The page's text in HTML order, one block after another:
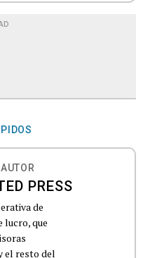
PRESS
de
lucro, que
el resto del